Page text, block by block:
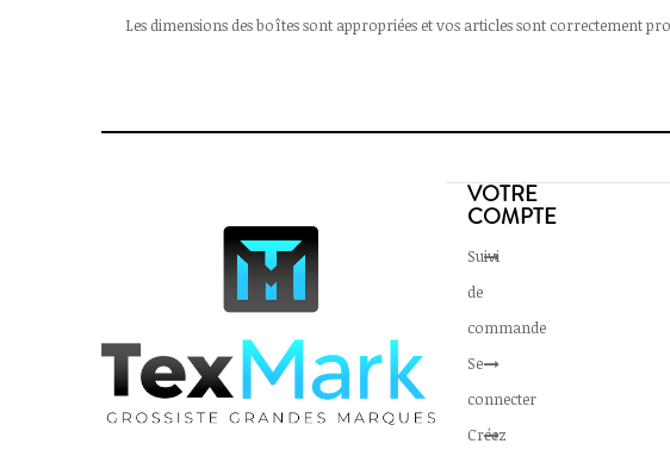
Les dimensions des boîtes sont appropriées et vos articles sont correctement
VOTRE
COMPTE
Suivi
de
commande
Se
connecter
Créez